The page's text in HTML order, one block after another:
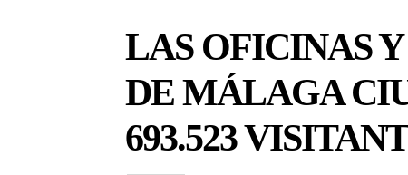
LAS OFICINAS
DE MÁLAGA
693.523